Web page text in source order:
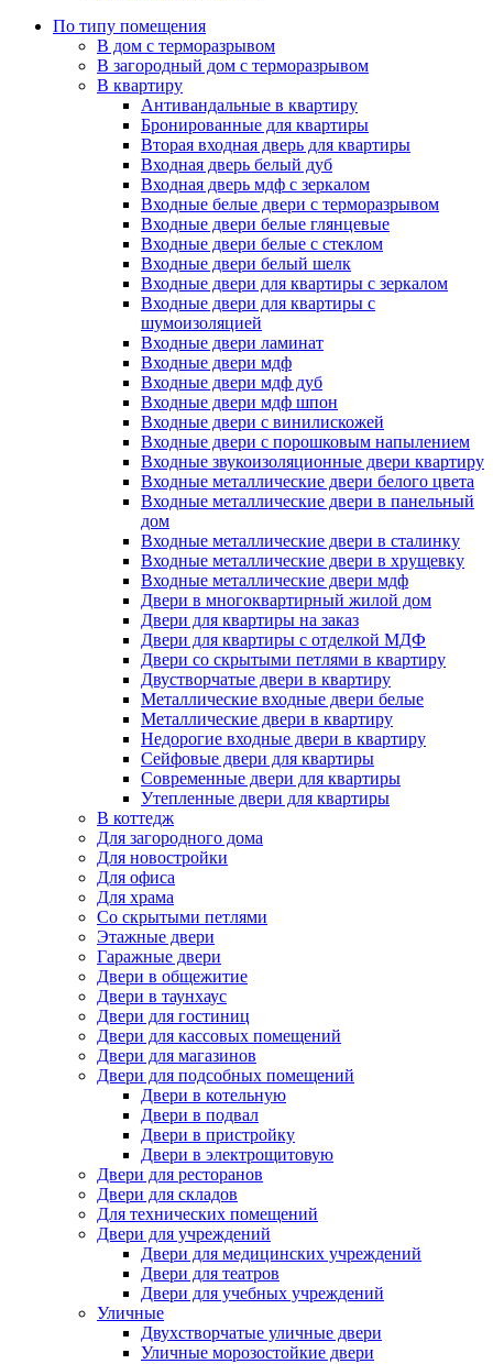
По типу помещения
В дом с терморазрывом
В загородный дом с терморазрывом
В квартиру
Антивандальные в квартиру
Бронированные для квартиры
Вторая входная дверь для квартиры
Входная дверь белый дуб
Входная дверь мдф с зеркалом
Входные белые двери с терморазрывом
Входные двери белые глянцевые
Входные двери белые с стеклом
Входные двери белый шелк
Входные двери для квартиры с зеркалом
Входные двери для квартиры с
шумоизоляцией
Входные двери ламинат
Входные двери мдф
Входные двери мдф дуб
Входные двери мдф шпон
Входные двери с винилискожей
Входные двери с порошковым напылением
Входные звукоизоляционные двери квартиру
Входные металлические двери белого цвета
Входные металлические двери в панельный
дом
Входные металлические двери в сталинку
Входные металлические двери в хрущевку
Входные металлические двери мдф
Двери в многоквартирный жилой дом
Двери для квартиры на заказ
Двери для квартиры с отделкой МДФ
Двери со скрытыми петлями в квартиру
Двустворчатые двери в квартиру
Металлические входные двери белые
Металлические двери в квартиру
Недорогие входные двери в квартиру
Сейфовые двери для квартиры
Современные двери для квартиры
Утепленные двери для квартиры
В коттедж
Для загородного дома
Для новостройки
Для офиса
Для храма
Со скрытыми петлями
Этажные двери
Гаражные двери
Двери в общежитие
Двери в таунхаус
Двери для гостиниц
Двери для кассовых помещений
Двери для магазинов
Двери для подсобных помещений
Двери в котельную
Двери в подвал
Двери в пристройку
Двери в электрощитовую
Двери для ресторанов
Двери для складов
Для технических помещений
Двери для учреждений
Двери для медицинских учреждений
Двери для театров
Двери для учебных учреждений
Уличные
Двухстворчатые уличные двери
Уличные морозостойкие двери